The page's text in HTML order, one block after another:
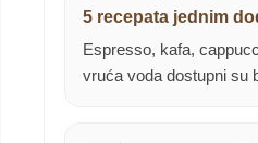
5 recepata jednim
Espresso, kafa,
vruća voda dostupni su